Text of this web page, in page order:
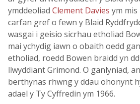
ymddeoliad Clement Davies ym mis
carfan gref o fewn y Blaid
wasgai i geisio sicrhau etholiad
mai ychydig iawn o obaith oedd
etholiad, roedd Bowen braidd yn
llwyddiant Grimond. O ganlyniad,
berthynas rhwng y ddau ohonynt
adael y Ty Cyffredin ym 1966.